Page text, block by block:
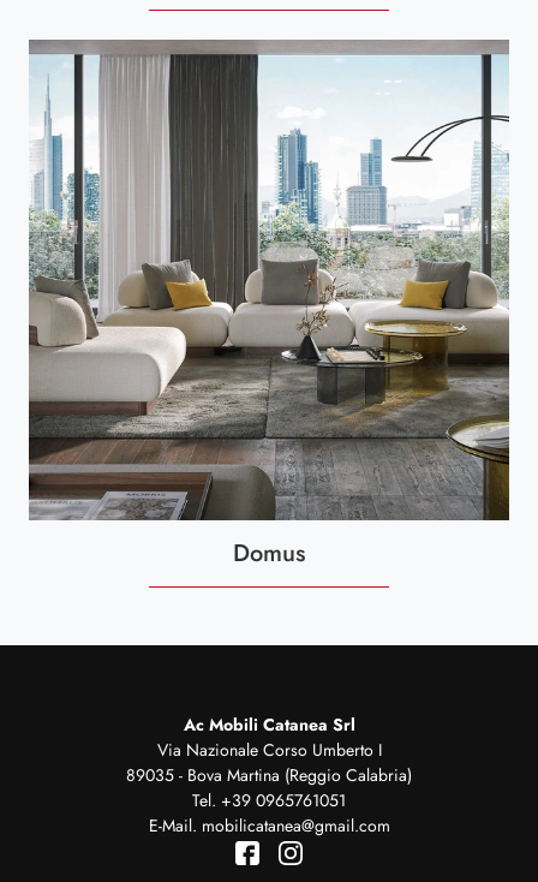
Domus
Ac Mobili Catanea Srl
Via Nazionale Corso Umberto I
89035 - Bova Martina (Reggio Calabria)
Tel. +39 0965761051
E-Mail. mobilicatanea@gmail.com